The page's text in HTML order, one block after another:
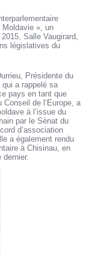
Moldavie », un
Salle Vaugirard,
législatives du
Présidente du
qui a rappelé sa
pays en tant que
Conseil de l’Europe, a
à l’issue du
par le Sénat du
d’association
a également rendu
à Chisinau, en
dernier.